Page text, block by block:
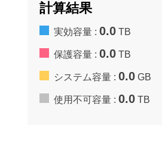
計算結果
実効容量 :0.0 TB
保護容量 :0.0 TB
システム容量 :0.0 GB
使用不可容量 :0.0 TB